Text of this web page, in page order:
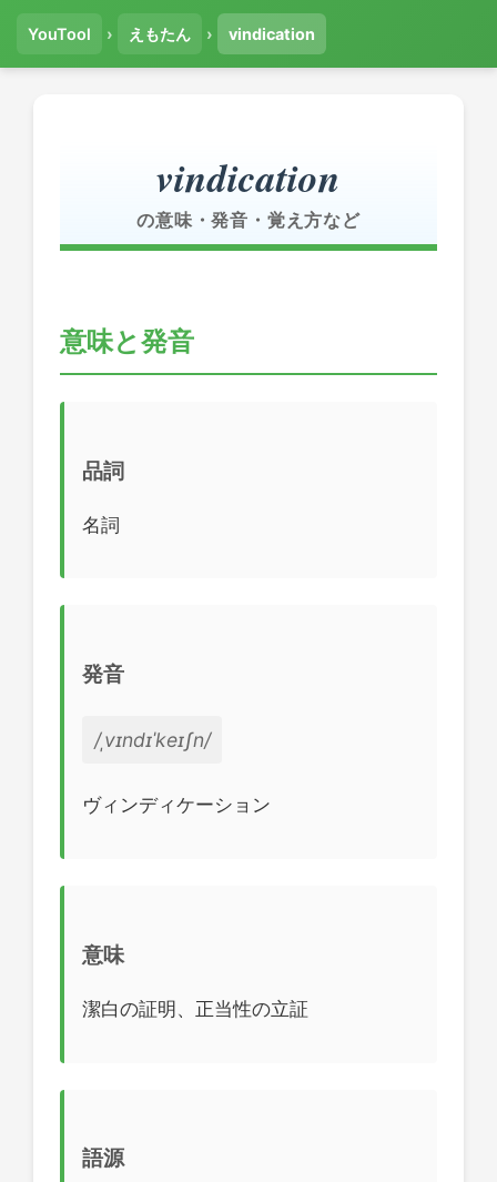
YouTool › えもたん › vindication
vindication
の意味・発音・覚え方など
意味と発音
品詞
名詞
発音
/ˌvɪndɪˈkeɪʃn/
ヴィンディケーション
意味
潔白の証明、正当性の立証
語源